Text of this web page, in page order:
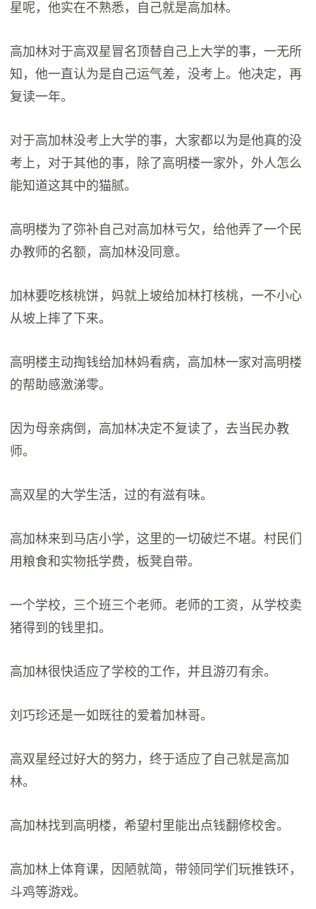
星呢，他实在不熟悉，自己就是高加林。
高加林对于高双星冒名顶替自己上大学的事，一无所
知，他一直认为是自己运气差，没考上。他决定，再
复读一年。
对于高加林没考上大学的事，大家都以为是他真的没
考上，对于其他的事，除了高明楼一家外，外人怎么
能知道这其中的猫腻。
高明楼为了弥补自己对高加林亏欠，给他弄了一个民
办教师的名额，高加林没同意。
加林要吃核桃饼，妈就上坡给加林打核桃，一不小心
从坡上摔了下来。
高明楼主动掏钱给加林妈看病，高加林一家对高明楼
的帮助感激涕零。
因为母亲病倒，高加林决定不复读了，去当民办教
师。
高双星的大学生活，过的有滋有味。
高加林来到马店小学，这里的一切破烂不堪。村民们
用粮食和实物抵学费，板凳自带。
一个学校，三个班三个老师。老师的工资，从学校卖
猪得到的钱里扣。
高加林很快适应了学校的工作，并且游刃有余。
刘巧珍还是一如既往的爱着加林哥。
高双星经过好大的努力，终于适应了自己就是高加
林。
高加林找到高明楼，希望村里能出点钱翻修校舍。
高加林上体育课，因陋就简，带领同学们玩推铁环，
斗鸡等游戏。